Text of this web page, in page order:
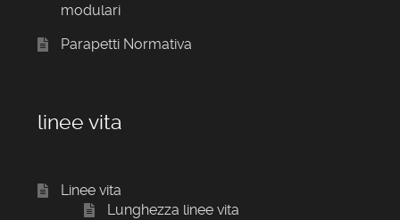
modulari
Parapetti Normativa
linee vita
Linee vita
Lunghezza linee vita